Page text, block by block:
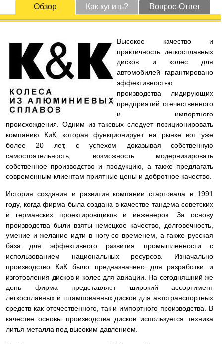
Обзор Как купить? Вопрос-Ответ
Высокое качество и
практичность легкосплавных
дисков и колес для
автомобилей гарантировано
эффективностью
производства лидирующих
предприятий отечественного
и импортного
происхождения. Одним из таковых следует позиционировать
компанию КиК, которая функционирует на рынке вот уже
более 20 лет, с успехом доказывая собственную
самостоятельность, возможность модернизировать
собственное производство и продукцию, а также предлагать
современным клиентам приятные цены и добротное качество.
История создания и развития компании стартовала в 1991
году, когда фирма была создана в качестве тандема советских
и германских проектировщиков и инженеров. За основу
производства были взяты немецкое качество, долговечность,
умение и желание идти в ногу со временем, а также русская
база для эффективного развития промышленности с
использованием национальных ресурсов. Изначально
производство КиК было предназначено для разработки и
изготовления дисков и колес для авиации. На сегодняшний же
день фирма представляет широкий ассортимент
легкосплавных и штампованных дисков для автотранспортных
средств как отечественного, так и импортного производства. В
качестве основы производства дисков используется техника
литья металла под высоким давлением.